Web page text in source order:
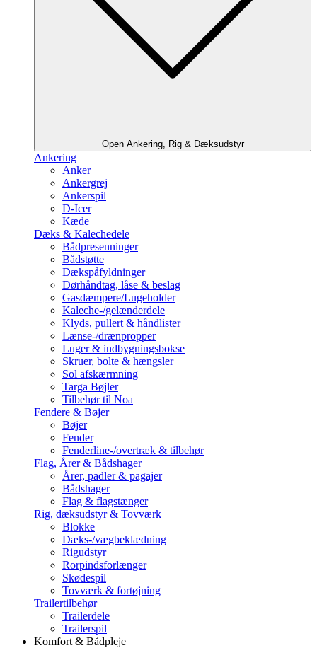
Open Ankering, Rig & Dæksudstyr
Ankering
Anker
Ankergrej
Ankerspil
D-Icer
Kæde
Dæks & Kalechedele
Bådpresenninger
Bådstøtte
Dækspåfyldninger
Dørhåndtag, låse & beslag
Gasdæmpere/Lugeholder
Kaleche-/gelænderdele
Klyds, pullert & håndlister
Lænse-/drænpropper
Luger & indbygningsbokse
Skruer, bolte & hængsler
Sol afskærmning
Targa Bøjler
Tilbehør til Noa
Fendere & Bøjer
Bøjer
Fender
Fenderline-/overtræk & tilbehør
Flag, Årer & Bådshager
Årer, padler & pagajer
Bådshager
Flag & flagstænger
Rig, dæksudstyr & Tovværk
Blokke
Dæks-/vægbeklædning
Rigudstyr
Rorpindsforlænger
Skødespil
Tovværk & fortøjning
Trailertilbehør
Trailerdele
Trailerspil
Komfort & Bådpleje